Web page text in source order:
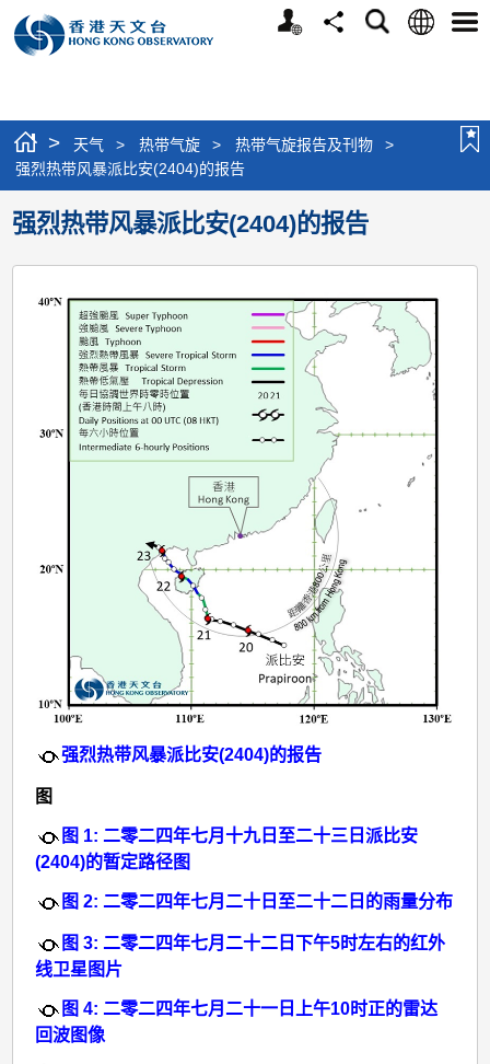
个
分
搜
语
选
> 天气 > 热带气旋 > 热带气旋报告及刊物
>
强烈热带风暴派比安(2404)的报告
强烈热带风暴派比安(2404)的报告
强烈热带风暴派比安(2404)的报告
图
图 1: 二零二四年七月十九日至二十三日派比安
(2404)的暂定路径图
图 2: 二零二四年七月二十日至二十二日的雨量分布
图 3: 二零二四年七月二十二日下午5时左右的红外
线卫星图片
图 4: 二零二四年七月二十一日上午10时正的雷达
回波图像